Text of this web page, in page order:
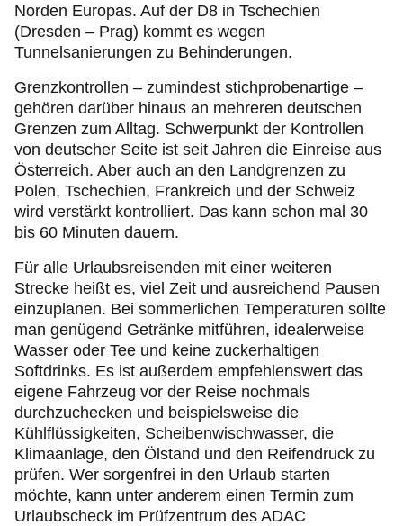
Norden Europas. Auf der D8 in Tschechien
(Dresden – Prag) kommt es wegen
Tunnelsanierungen zu Behinderungen.
Grenzkontrollen – zumindest stichprobenartige –
gehören darüber hinaus an mehreren deutschen
Grenzen zum Alltag. Schwerpunkt der Kontrollen
von deutscher Seite ist seit Jahren die Einreise aus
Österreich. Aber auch an den Landgrenzen zu
Polen, Tschechien, Frankreich und der Schweiz
wird verstärkt kontrolliert. Das kann schon mal 30
bis 60 Minuten dauern.
Für alle Urlaubsreisenden mit einer weiteren
Strecke heißt es, viel Zeit und ausreichend Pausen
einzuplanen. Bei sommerlichen Temperaturen sollte
man genügend Getränke mitführen, idealerweise
Wasser oder Tee und keine zuckerhaltigen
Softdrinks. Es ist außerdem empfehlenswert das
eigene Fahrzeug vor der Reise nochmals
durchzuchecken und beispielsweise die
Kühlflüssigkeiten, Scheibenwischwasser, die
Klimaanlage, den Ölstand und den Reifendruck zu
prüfen. Wer sorgenfrei in den Urlaub starten
möchte, kann unter anderem einen Termin zum
Urlaubscheck im Prüfzentrum des ADAC